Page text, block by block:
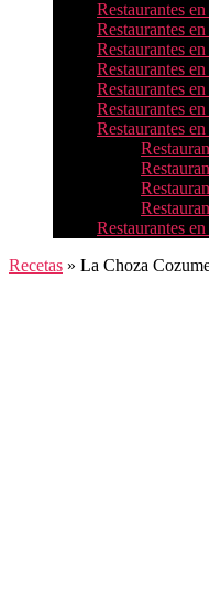
Restaurantes
Restaurantes
Restaurantes en
Restaurantes
Restaurantes
Restaurantes
Restaurantes
Restaurantes
Recetas » La Choza